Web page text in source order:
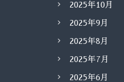
2025年10月
2025年9月
2025年8月
2025年7月
2025年6月